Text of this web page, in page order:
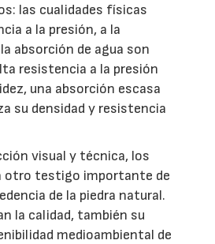
las cualidades físicas
a la presión, a la
absorción de agua son
resistencia a la presión
una absorción escasa
su densidad y resistencia
visual y técnica, los
otro testigo importante de
de la piedra natural.
la calidad, también su
medioambiental de